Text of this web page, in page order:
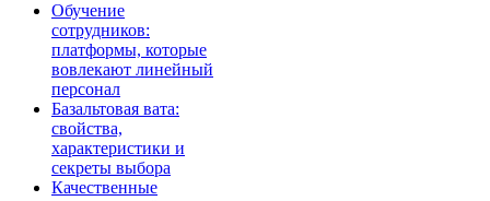
Обучение
сотрудников:
платформы, которые
вовлекают линейный
персонал
Базальтовая вата:
свойства,
характеристики и
секреты выбора
Качественные